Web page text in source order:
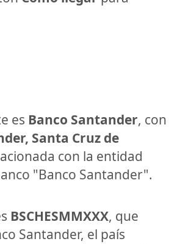
es Banco Santander, con
Santa Cruz de
con la entidad
"Banco Santander".
BSCHESMMXXX, que
Santander, el país